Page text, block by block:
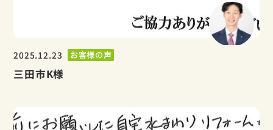
2025.12.23 お客様の声
三田市K様